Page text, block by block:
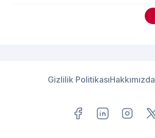
Gizlilik PolitikasıHakkımızda